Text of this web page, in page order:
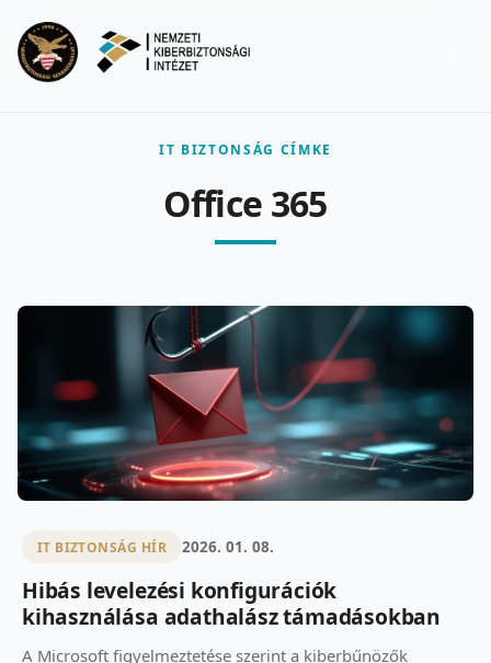
IT BIZTONSÁG CÍMKE
Office 365
IT BIZTONSÁG HÍR 2026. 01. 08.
Hibás levelezési konfigurációk
kihasználása adathalász támadásokban
A Microsoft figyelmeztetése szerint a kiberbűnözők